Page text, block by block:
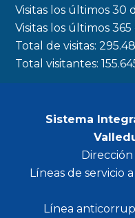
k
Visitas los últimos 30
Visitas los últimos
Total de visitas:
Total visitantes:
Sistema
Líneas de servicio
Línea